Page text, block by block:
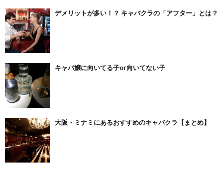
デメリットが多い！？ キャバクラの「アフター」とは？
キャバ嬢に向いてる子or向いてない子
大阪・ミナミにあるおすすめのキャバクラ【まとめ】